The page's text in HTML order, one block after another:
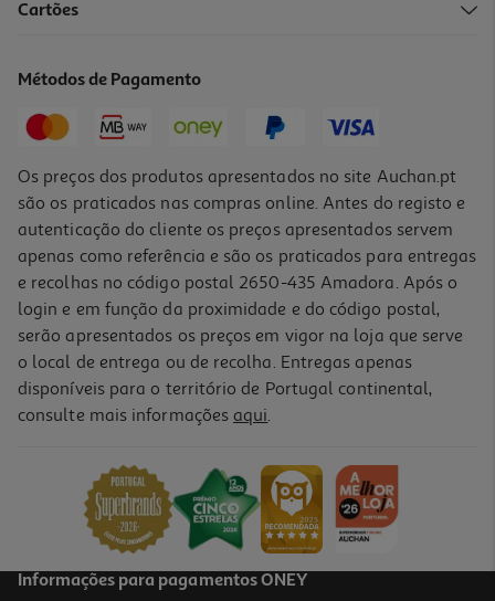
Pastilhas Pulmoll Limao 45g
Cartões
Métodos de Pagamento
Os preços dos produtos apresentados no site Auchan.pt
são os praticados nas compras online. Antes do registo e
autenticação do cliente os preços apresentados servem
apenas como referência e são os praticados para entregas
e recolhas no código postal 2650-435 Amadora. Após o
login e em função da proximidade e do código postal,
serão apresentados os preços em vigor na loja que serve
o local de entrega ou de recolha. Entregas apenas
disponíveis para o território de Portugal continental,
consulte mais informações aqui.
Informações para pagamentos ONEY